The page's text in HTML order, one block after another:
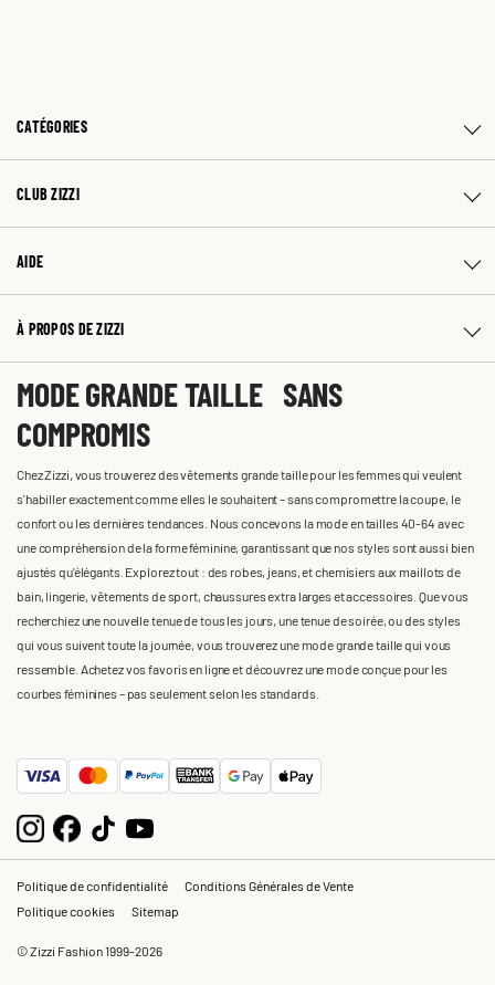
CATÉGORIES
CLUB ZIZZI
AIDE
À PROPOS DE ZIZZI
MODE GRANDE TAILLE SANS
COMPROMIS
Chez Zizzi, vous trouverez des vêtements grande taille pour les femmes qui veulent
s'habiller exactement comme elles le souhaitent – sans compromettre la coupe, le
confort ou les dernières tendances. Nous concevons la mode en tailles 40-64 avec
une compréhension de la forme féminine, garantissant que nos styles sont aussi bien
ajustés qu'élégants. Explorez tout : des robes, jeans, et chemisiers aux maillots de
bain, lingerie, vêtements de sport, chaussures extra larges et accessoires. Que vous
recherchiez une nouvelle tenue de tous les jours, une tenue de soirée, ou des styles
qui vous suivent toute la journée, vous trouverez une mode grande taille qui vous
ressemble. Achetez vos favoris en ligne et découvrez une mode conçue pour les
courbes féminines – pas seulement selon les standards.
Politique de confidentialité
Conditions Générales de Vente
Politique cookies
Sitemap
© Zizzi Fashion 1999-2026